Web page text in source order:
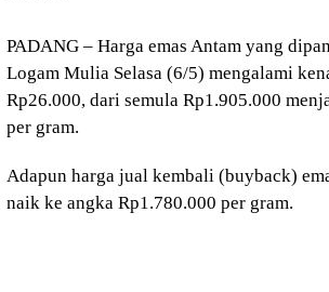
PADANG – Harga emas Antam yang
Logam Mulia Selasa (6/5) mengalami
Rp26.000, dari semula Rp1.905.000
per gram.
Adapun harga jual kembali (buyback)
naik ke angka Rp1.780.000 per gram.